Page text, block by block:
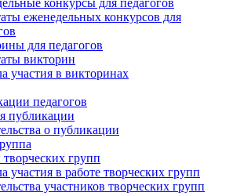
еженедельных конкурсов для
для педагогов
викторин
участия в викторинах
педагогов
публикации
о публикации
групп
участия в работе творческих групп
участников творческих групп